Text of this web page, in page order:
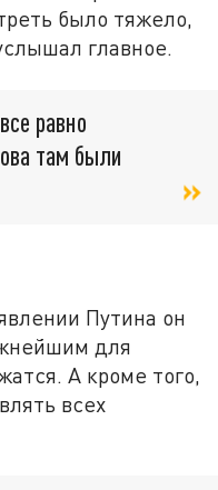
было тяжело,
главное.
равно
там были
Путина он
для
А кроме того,
всех